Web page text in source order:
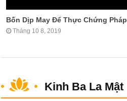
Bốn Dịp May Để Thực Chứng Pháp
Tháng 10 8, 2019
Kinh Ba La Mật